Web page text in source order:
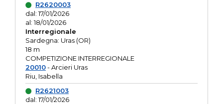
R2620003
dal: 17/01/2026
al: 18/01/2026
Interregionale
Sardegna: Uras (OR)
18 m
COMPETIZIONE INTERREGIONALE
20010- Arcieri Uras
Riu, Isabella
R2621003
dal: 17/01/2026